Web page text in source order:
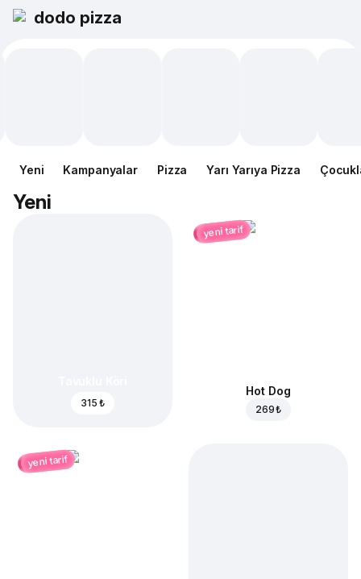
dodo pizza
Yeni Kampanyalar Pizza Yarı Yarıya Pizza
Yeni
315 ₺
yeni tarif
Hot Dog
269 ₺
yeni tarif